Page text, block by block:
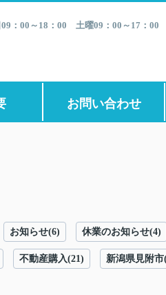
09：00～18：00 土曜09：00～17：
お問い合わせ
お知らせ(6) 休業のお知らせ(4)
不動産購入(21) 新潟県見附市